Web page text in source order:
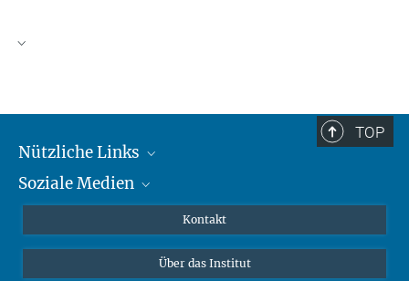
TOP
Nützliche Links
MMG Alumni Corner
Online-Vorträge
Soziale Medien
Bluesky
Kontakt
Über das Institut